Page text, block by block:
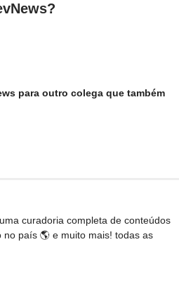
para outro colega que também
curadoria completa de conteúdos
país 🌎 e muito mais! todas as